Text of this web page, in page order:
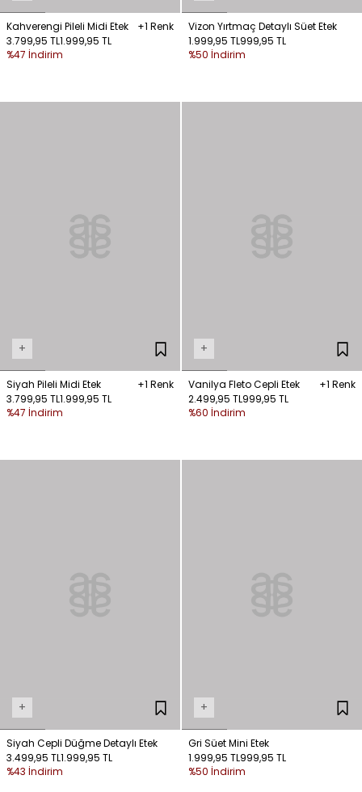
Kahverengi Pileli Midi Etek
+1 Renk
3.799,95 TL1.999,95 TL
%47 İndirim
Vizon Yırtmaç Detaylı Süet Etek
1.999,95 TL999,95 TL
%50 İndirim
+
Siyah Pileli Midi Etek
+1 Renk
3.799,95 TL1.999,95 TL
%47 İndirim
+
Vanilya Fleto Cepli Etek
+1 Renk
2.499,95 TL999,95 TL
%60 İndirim
+
Siyah Cepli Düğme Detaylı Etek
3.499,95 TL1.999,95 TL
%43 İndirim
+
Gri Süet Mini Etek
1.999,95 TL999,95 TL
%50 İndirim